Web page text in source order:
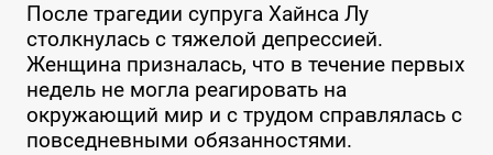
После трагедии супруга Хайнса Лу
столкнулась с тяжелой депрессией.
Женщина призналась, что в течение первых
недель не могла реагировать на
окружающий мир и с трудом справлялась с
повседневными обязанностями.